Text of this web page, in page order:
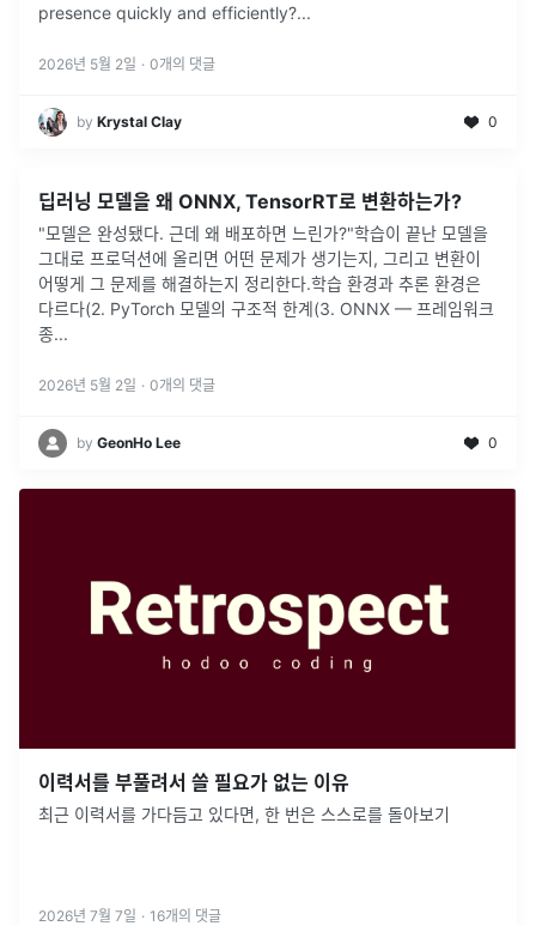
presence quickly and efficiently?...
2026년 5월 2일 · 0개의 댓글
by Krystal Clay 0
딥러닝 모델을 왜 ONNX, TensorRT로 변환하는가?
"모델은 완성됐다. 근데 왜 배포하면 느린가?"학습이 끝난 모델을
그대로 프로덕션에 올리면 어떤 문제가 생기는지, 그리고 변환이
어떻게 그 문제를 해결하는지 정리한다.학습 환경과 추론 환경은
다르다(2. PyTorch 모델의 구조적 한계(3. ONNX — 프레임워크
종...
2026년 5월 2일 · 0개의 댓글
by GeonHo Lee 0
이력서를 부풀려서 쓸 필요가 없는 이유
최근 이력서를 가다듬고 있다면, 한 번은 스스로를 돌아보기
2026년 7월 7일 · 16개의 댓글